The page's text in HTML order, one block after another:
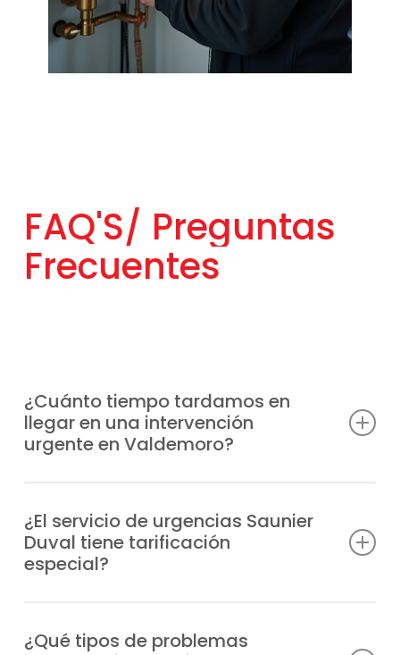
FAQ'S/ Preguntas
Frecuentes
¿Cuánto tiempo tardamos en
llegar en una intervención
urgente en Valdemoro?
estratégicamente distribuidas para llegar a
tu ubicación en Valdemoro lo antes posible,
normalmente en un plazo de 1-2 horas tras
¿El servicio de urgencias Saunier
Duval tiene tarificación
especial?
prioritaria fuera de horario habitual, el
¿Qué tipos de problemas